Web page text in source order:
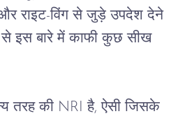
राइट-विंग से जुड़े उपदेश देने
से इस बारे में काफी कुछ सीख
तरह की NRI है, ऐसी जिसके